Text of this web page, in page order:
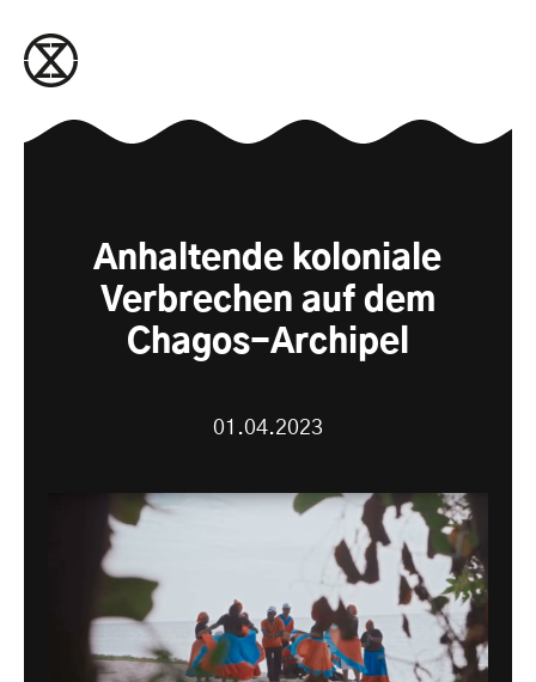
Anhaltende koloniale
Verbrechen auf dem
Chagos-Archipel
01.04.2023